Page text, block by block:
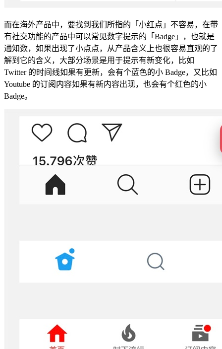
而在海外产品中，要找到我们所指的「小红点」不容易，在带
有社交功能的产品中可以常见数字提示的「Badge」，也就是
通知数，如果出现了小点点，从产品含义上也很容易直观的了
解到它的含义，大部分场景是用于提示有新变化，比如
Twitter 的时间线如果有更新，会有个蓝色的小 Badge，又比如
Youtube 的订阅内容如果有新内容出现，也会有个红色的小
Badge。